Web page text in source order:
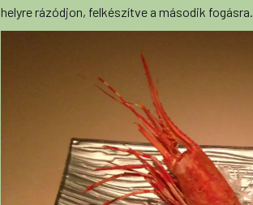
helyre rázódjon, felkészítve a második fogásra.